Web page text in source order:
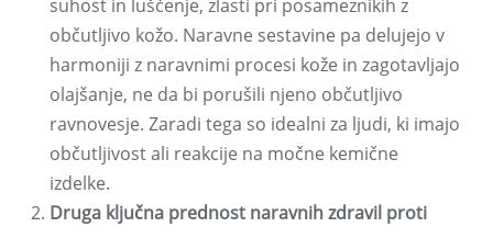
suhost in luščenje, zlasti pri posameznikih z
občutljivo kožo. Naravne sestavine pa delujejo v
harmoniji z naravnimi procesi kože in zagotavljajo
olajšanje, ne da bi porušili njeno občutljivo
ravnovesje. Zaradi tega so idealni za ljudi, ki imajo
občutljivost ali reakcije na močne kemične
izdelke.
Druga ključna prednost naravnih zdravil proti